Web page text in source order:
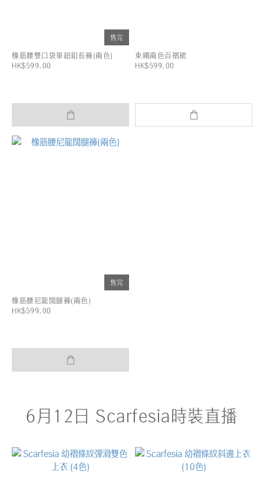
售完
橡筋腰雙口袋單鈕釦長褲(兩色)
HK$599.00
束繩兩色百褶裙
HK$599.00
售完
橡筋腰尼龍闊腿褲(兩色)
HK$599.00
6月12日 Scarfesia時裝直播